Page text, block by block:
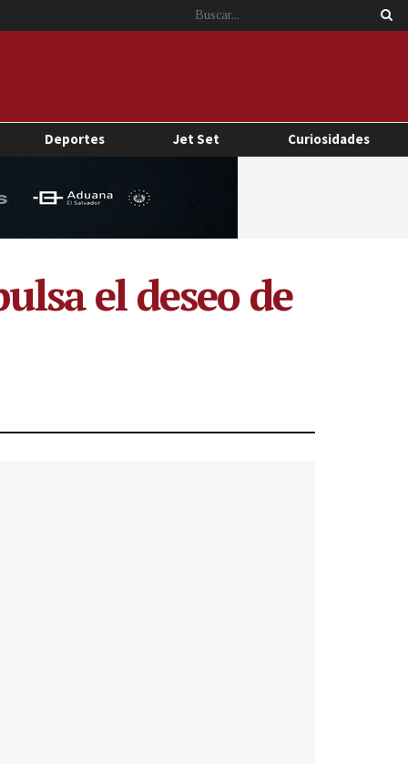
Deportes Jet Set Curiosidades
el deseo de